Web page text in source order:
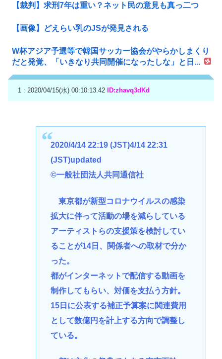
【裁判】求刑7年は重い？ネット民の意見も真っ二つ
【画像】どえらい乳のJSが発見される
W杯アジア予選等で韓国サッカー協会がやらかしまくり
だと発覚、「いきなり共同開催になったしな」と日...
1 : 2020/04/15(水) 00:10:13.42 ID:zhavq3dKd
2020/4/14 22:19 (JST)4/14 22:31
(JST)updated
©一般社団法人共同通信社
東京都が新型コロナウイルスの感染
拡大に伴って活動の場を減らしている
アーティストらの支援策を検討してい
ることが14日、関係者への取材で分か
った。
都がインターネットで配信する動画を
制作してもらい、対価を支払う方針。
15日に公表する補正予算案に関連費用
として数億円を計上する方向で調整し
ている。